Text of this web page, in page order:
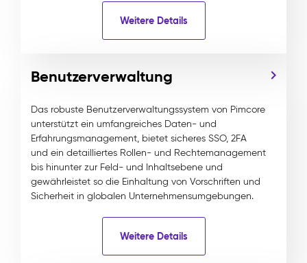
Weitere Details
Benutzerverwaltung
Das robuste Benutzerverwaltungssystem von Pimcore
unterstützt ein umfangreiches Daten- und
Erfahrungsmanagement, bietet sicheres SSO, 2FA
und ein detailliertes Rollen- und Rechtemanagement
bis hinunter zur Feld- und Inhaltsebene und
gewährleistet so die Einhaltung von Vorschriften und
Sicherheit in globalen Unternehmensumgebungen.
Weitere Details